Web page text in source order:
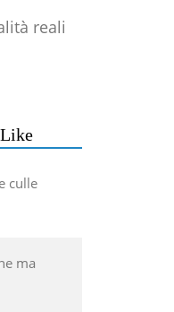
reali
culle
ma